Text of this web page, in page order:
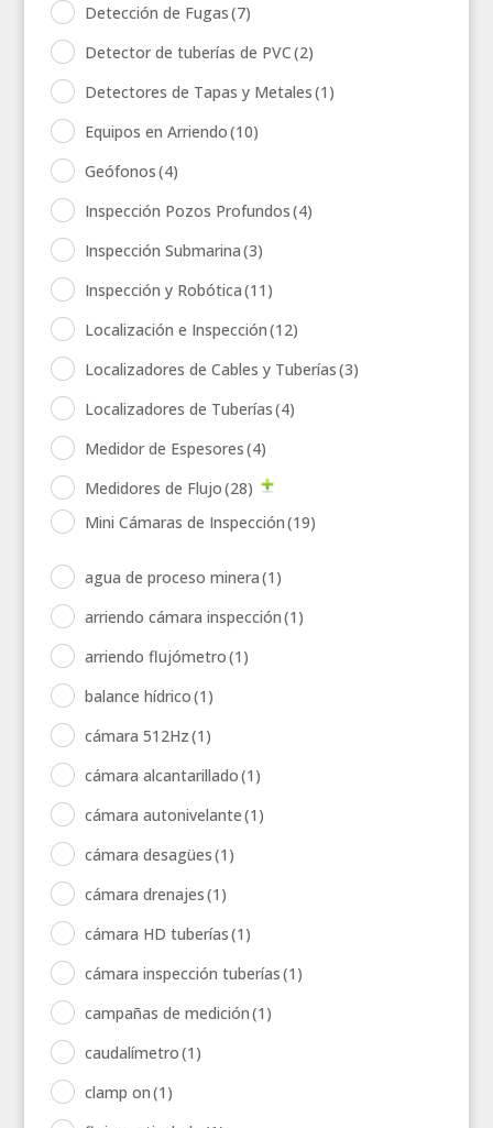
Detección de Fugas(7)
Detector de tuberías de PVC(2)
Detectores de Tapas y Metales(1)
Equipos en Arriendo(10)
Geófonos(4)
Inspección Pozos Profundos(4)
Inspección Submarina(3)
Inspección y Robótica(11)
Localización e Inspección(12)
Localizadores de Cables y Tuberías(3)
Localizadores de Tuberías(4)
Medidor de Espesores(4)
Medidores de Flujo(28)
Mini Cámaras de Inspección(19)
agua de proceso minera(1)
arriendo cámara inspección(1)
arriendo flujómetro(1)
balance hídrico(1)
cámara 512Hz(1)
cámara alcantarillado(1)
cámara autonivelante(1)
cámara desagües(1)
cámara drenajes(1)
cámara HD tuberías(1)
cámara inspección tuberías(1)
campañas de medición(1)
caudalímetro(1)
clamp on(1)